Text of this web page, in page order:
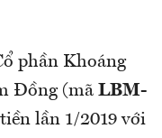
phần Khoáng
Đồng (mã LBM-
lần 1/2019 với